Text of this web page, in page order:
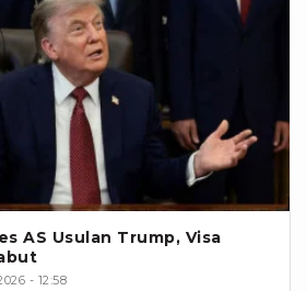
AS Usulan Trump, Visa
- 12:58